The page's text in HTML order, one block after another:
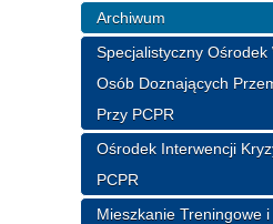
Archiwum
Specjalistyczny Ośrodek
Osób Doznających
Przy PCPR
Ośrodek Interwencji
PCPR
Mieszkanie Treningowe